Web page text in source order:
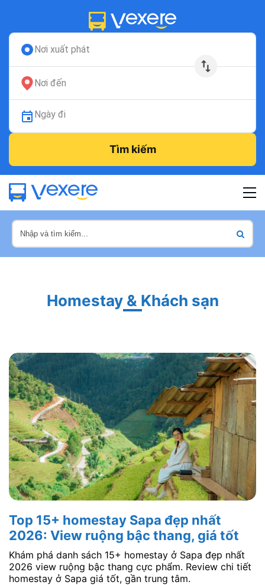
Nơi xuất phát
Nơi đến
Ngày đi
Tìm kiếm
Homestay & Khách sạn
Top 15+ homestay Sapa đẹp nhất
2026: View ruộng bậc thang, giá tốt
Khám phá danh sách 15+ homestay ở Sapa đẹp nhất
2026 view ruộng bậc thang cực phẩm. Review chi tiết
homestay ở Sapa giá tốt, gần trung tâm.